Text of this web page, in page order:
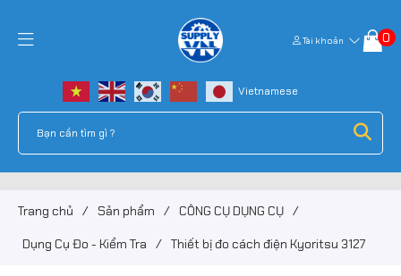
Tài khoản 0
Trang chủ / Sản phẩm / CÔNG CỤ DỤNG CỤ /
Dụng Cụ Đo - Kiểm Tra / Thiết bị đo cách điện Kyoritsu 3127